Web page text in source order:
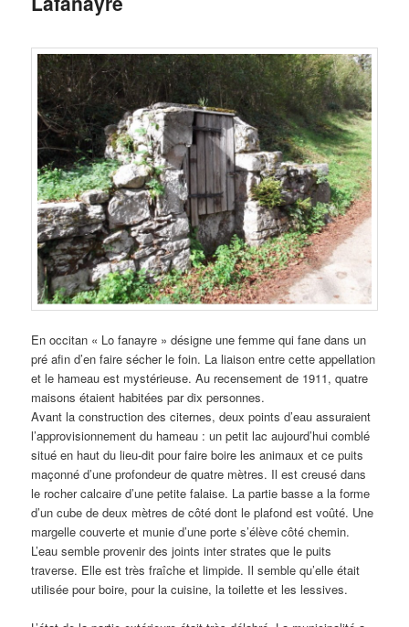
En occitan « Lo fanayre » désigne une femme qui fane dans un
pré afin d’en faire sécher le foin. La liaison entre cette appellation
et le hameau est mystérieuse. Au recensement de 1911, quatre
maisons étaient habitées par dix personnes.
Avant la construction des citernes, deux points d’eau assuraient
l’approvisionnement du hameau : un petit lac aujourd’hui comblé
situé en haut du lieu-dit pour faire boire les animaux et ce puits
maçonné d’une profondeur de quatre mètres. Il est creusé dans
le rocher calcaire d’une petite falaise. La partie basse a la forme
d’un cube de deux mètres de côté dont le plafond est voûté. Une
margelle couverte et munie d’une porte s’élève côté chemin.
L’eau semble provenir des joints inter strates que le puits
traverse. Elle est très fraîche et limpide. Il semble qu’elle était
utilisée pour boire, pour la cuisine, la toilette et les lessives.